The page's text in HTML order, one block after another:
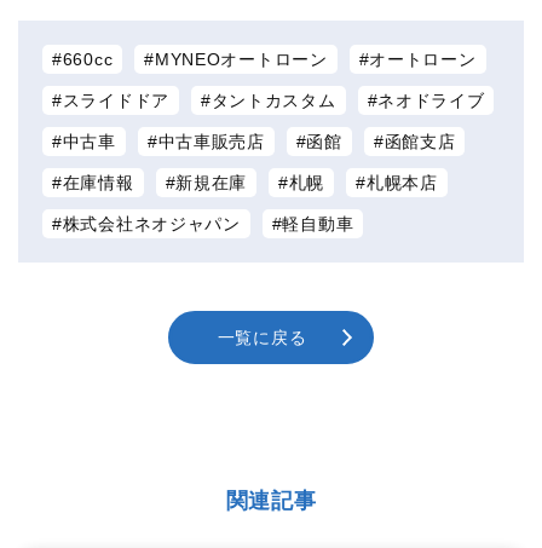
660cc MYNEOオートローン オートローン
スライドドア タントカスタム ネオドライブ
中古車 中古車販売店 函館 函館支店
在庫情報 新規在庫 札幌 札幌本店
株式会社ネオジャパン 軽自動車
一覧に戻る
関連記事